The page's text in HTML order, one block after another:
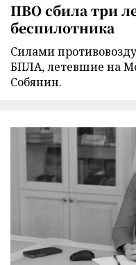
ПВО сбила три
беспилотника
Силами
БПЛА, летевшие на
Собянин.